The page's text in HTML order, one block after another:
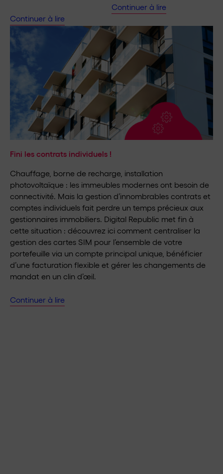
Continuer à lire
Continuer à lire
Fini les contrats individuels !
Chauffage, borne de recharge, installation
photovoltaïque : les immeubles modernes ont besoin de
connectivité. Mais la gestion d’innombrables contrats et
comptes individuels fait perdre un temps précieux aux
gestionnaires immobiliers. Digital Republic met fin à
cette situation : découvrez ici comment centraliser la
gestion des cartes SIM pour l’ensemble de votre
portefeuille via un compte principal unique, bénéficier
d’une facturation flexible et gérer les changements de
mandat en un clin d’œil.
Continuer à lire